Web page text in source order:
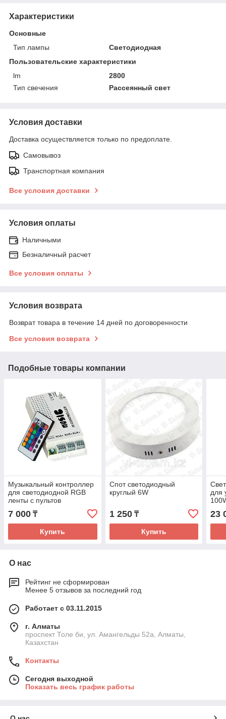
Характеристики
Основные
Тип лампы
Светодиодная
Пользовательские характеристики
lm
2800
Тип свечения
Рассеянный свет
Условия доставки
Доставка осуществляется только по предоплате.
Самовывоз
Транспортная компания
Все условия доставки
Условия оплаты
Наличными
Безналичный расчет
Все условия оплаты
Условия возврата
Возврат товара в течение 14 дней по договоренности
Все условия возврата
Подобные товары компании
Музыкальный контроллер
для светодиодной RGB
ленты с пультов
дистанционного
управления
7 000 ₸
Купить
Спот светодиодный
круглый 6W
1 250₸
Купить
для
23
О нас
Рейтинг не сформирован
Менее 5 отзывов за последний год
Работает с 03.11.2015
г. Алматы
проспект Толе би, ул. Амангельды 52а, Алматы,
Казахстан
Контакты
Сегодня выходной
Показать весь график работы